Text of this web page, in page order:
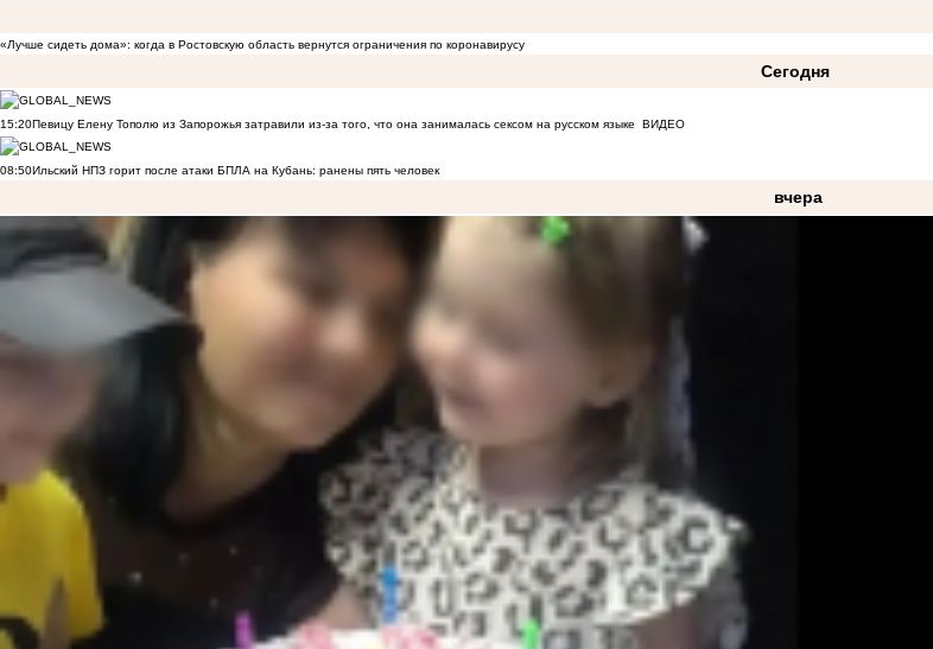
«Лучше сидеть дома»: когда в Ростовскую область вернутся ограничения по коронавирусу
Сегодня
15:20Певицу Елену Тополю из Запорожья затравили из-за того, что она занималась сексом на русском языке ВИДЕО
08:50Ильский НПЗ горит после атаки БПЛА на Кубань: ранены пять человек
вчера